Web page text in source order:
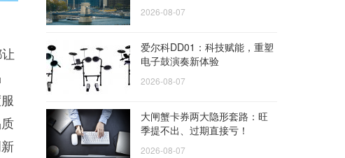
2026-08-07
爱尔科DD01：科技赋能，重塑
电子鼓演奏新体验
2026-08-07
大闸蟹卡券两大隐形套路：旺
季提不出、过期直接亏！
2026-08-07